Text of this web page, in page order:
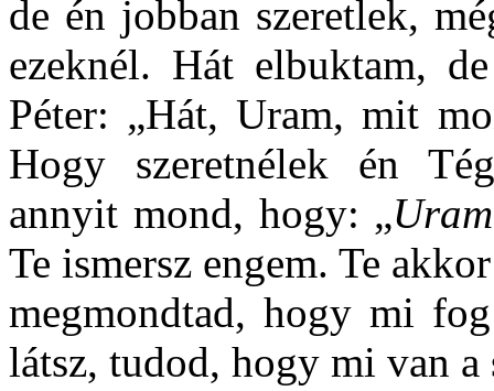
de én jobban szeretlek,
ezeknél. Hát elbuktam,
Péter: „Hát, Uram, mit
Hogy szeretnélek én
annyit mond, hogy: „
Te ismersz engem. Te
megmondtad, hogy mi
látsz, tudod, hogy mi van a